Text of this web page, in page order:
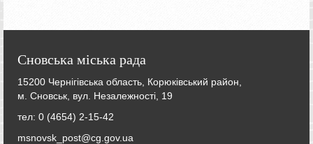
Сновська міська рада
15200 Чернігівська область, Корюківський район,
м. Сновськ, вул. Незалежності, 19
тел: 0 (4654) 2-15-42
msnovsk_post@cg.gov.ua